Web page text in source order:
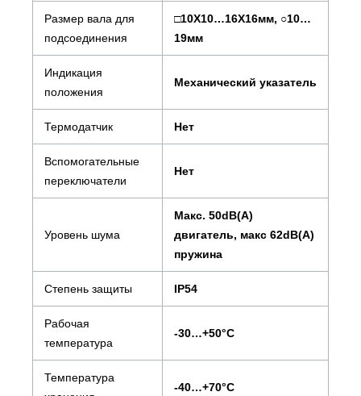
Размер вала для
подсоединения
□10X10…16X16мм, ○10…
19мм
Индикация
положения
Механический указатель
Термодатчик Нет
Вспомогательные
переключатели
Нет
Уровень шума
Макс. 50dB(A)
двигатель, макс 62dB(A)
пружина
Степень защиты IP54
Рабочая
температура
-30…+50°С
Температура
-40…+70°С